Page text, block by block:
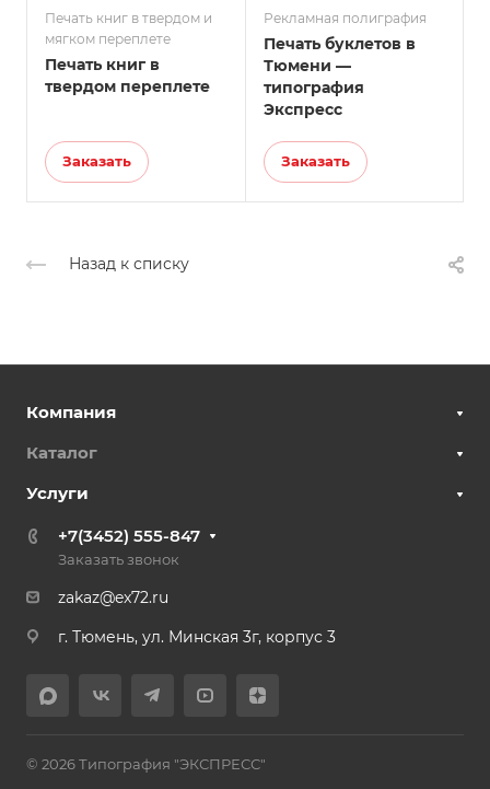
Печать книг в твердом и
мягком переплете
Печать книг в
твердом переплете
Заказать
Рекламная полиграфия
Печать буклетов в
Тюмени —
типография
Экспресс
Заказать
Назад к списку
Компания
Каталог
Услуги
+7(3452) 555-847
Заказать звонок
zakaz@ex72.ru
г. Тюмень, ул. Минская 3г, корпус 3
© 2026 Типография "ЭКСПРЕСС"